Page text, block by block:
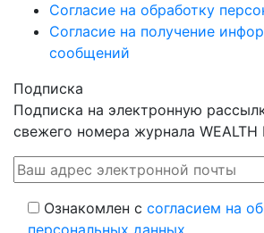
Согласие на обработку
Согласие на получение
сообщений
Подписка
Подписка на электронную
свежего номера журнала
Ознакомлен с согласием на
персональных данных